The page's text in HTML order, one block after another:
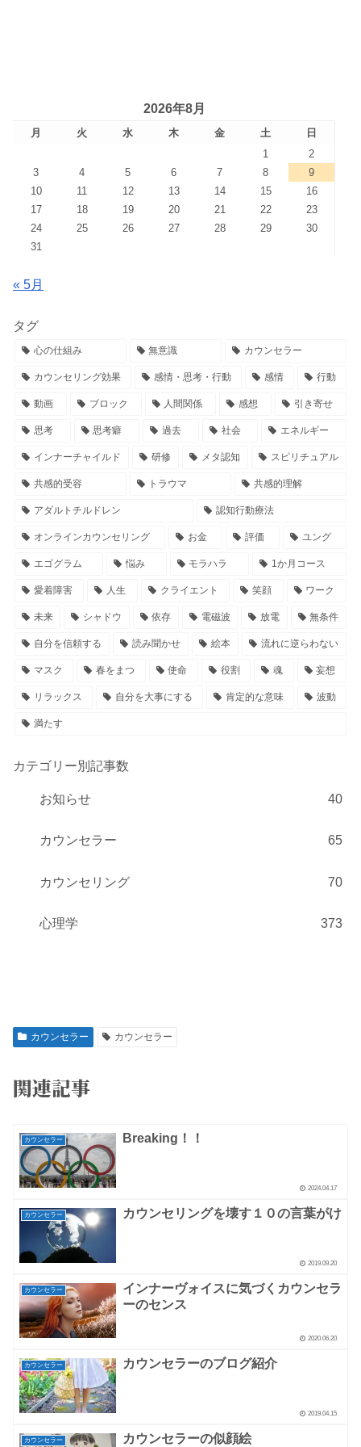
2026年8月
月 火 水 木 金 土
日
1
2
3
4 5 6 7 8
9
10
11 12 13 14 15
16
17
18 19 20 21 22
23
24
25 26 27 28 29
30
31
« 5月
タグ
心の仕組み 無意識 カウンセラー
カウンセリング効果 感情・思考・行動 感情 行動
動画 ブロック 人間関係 感想 引き寄せ
思考 思考癖 過去 社会 エネルギー
インナーチャイルド 研修 メタ認知 スピリチュアル
共感的受容 トラウマ 共感的理解
アダルトチルドレン 認知行動療法
オンラインカウンセリング お金 評価 ユング
エゴグラム 悩み モラハラ 1か月コース
愛着障害 人生 クライエント 笑顔 ワーク
未来 シャドウ 依存 電磁波 放電 無条件
自分を信頼する 読み聞かせ 絵本 流れに逆らわない
マスク 春をまつ 使命 役割 魂 妄想
リラックス 自分を大事にする 肯定的な意味 波動
満たす
カテゴリー別記事数
お知らせ 40
カウンセラー 65
カウンセリング 70
心理学 373
カウンセラー カウンセラー
関連記事
カウンセラー Breaking！！
2024.04.17
カウンセラー カウンセリングを壊す１０の言葉がけ
2019.09.20
カウンセラー
インナーヴォイスに気づくカウンセラ
ーのセンス
2020.06.20
カウンセラー カウンセラーのブログ紹介
2019.04.15
カウンセラー カウンセラーの似顔絵